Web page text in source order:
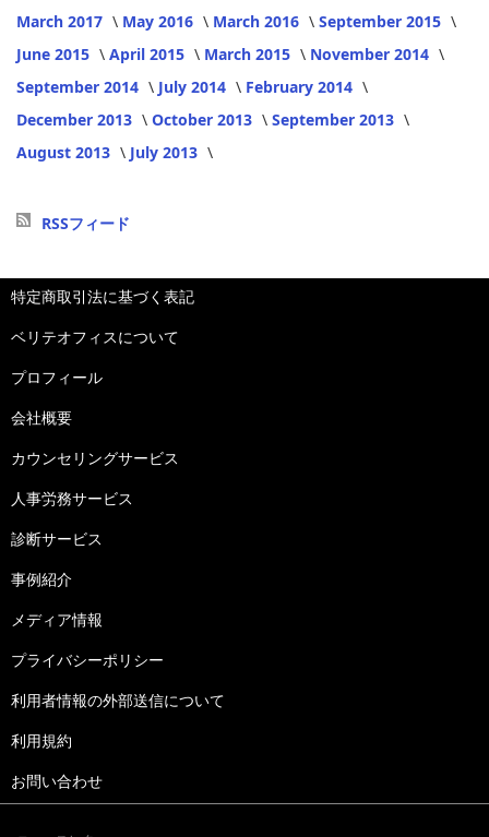
March 2017
May 2016 March 2016
September 2015
June 2015
April 2015 March 2015
November 2014
September 2014
July 2014
February 2014
December 2013
October 2013
September 2013
August 2013
July 2013
RSSフィード
特定商取引法に基づく表記
ベリテオフィスについて
プロフィール
会社概要
カウンセリングサービス
人事労務サービス
診断サービス
事例紹介
メディア情報
プライバシーポリシー
利用者情報の外部送信について
利用規約
お問い合わせ